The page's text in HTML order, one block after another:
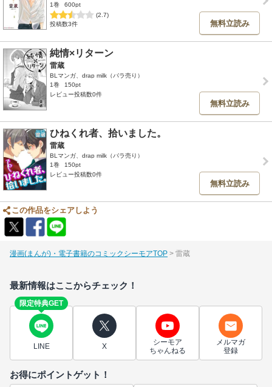
1巻
600pt
(2.7)
投稿数3件
無料立読み
純情×リターン
雷蔵
BLマンガ、drap milk（バラ売り）
1巻
150pt
レビュー投稿数0件
無料立読み
ひねくれ者、拾いました。
雷蔵
BLマンガ、drap milk（バラ売り）
1巻
150pt
レビュー投稿数0件
無料立読み
この作品をシェアしよう
漫画(まんが)・電子書籍のコミックシーモアTOP 雷蔵
最新情報はここからチェック！
限定特典GET
LINE X
シーモア
ちゃんねる
メルマガ
登録
お得にポイントゲット！